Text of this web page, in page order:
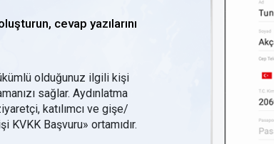
cevap yazılarını
olduğunuz ilgili kişi
sağlar. Aydınlatma
katılımcı ve gişe/
KVKK Başvuru» ortamıdır.